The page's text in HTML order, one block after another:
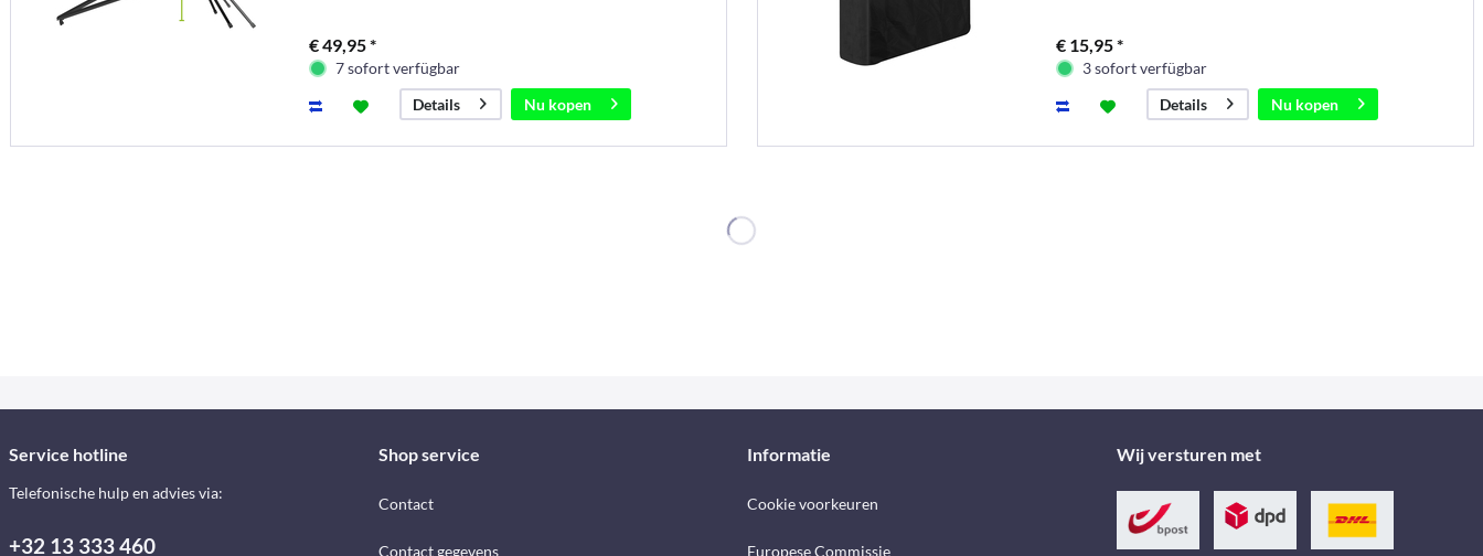
€ 49,95 *
7 sofort verfügbar
Details
Nu kopen
€ 15,95 *
3 sofort verfügbar
Details
Nu kopen
Service hotline
Telefonische hulp en advies via:
+32 13 333 460
Shop service
Contact
Contact gegevens
Informatie
Cookie voorkeuren
Europese Commissie
Wij versturen met